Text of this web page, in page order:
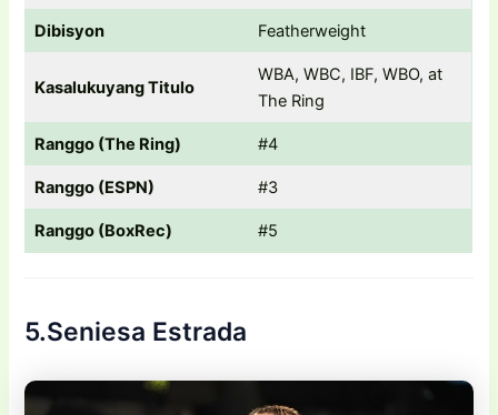
Dibisyon Featherweight
Kasalukuyang Titulo
WBA, WBC, IBF, WBO, at
The Ring
Ranggo (The Ring) #4
Ranggo (ESPN) #3
Ranggo (BoxRec) #5
5.Seniesa Estrada